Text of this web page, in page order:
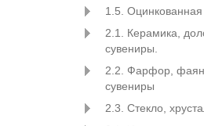
1.5. Оцинкованная
2.1. Керамика,
сувениры.
2.2. Фарфор,
сувениры
2.3. Стекло,